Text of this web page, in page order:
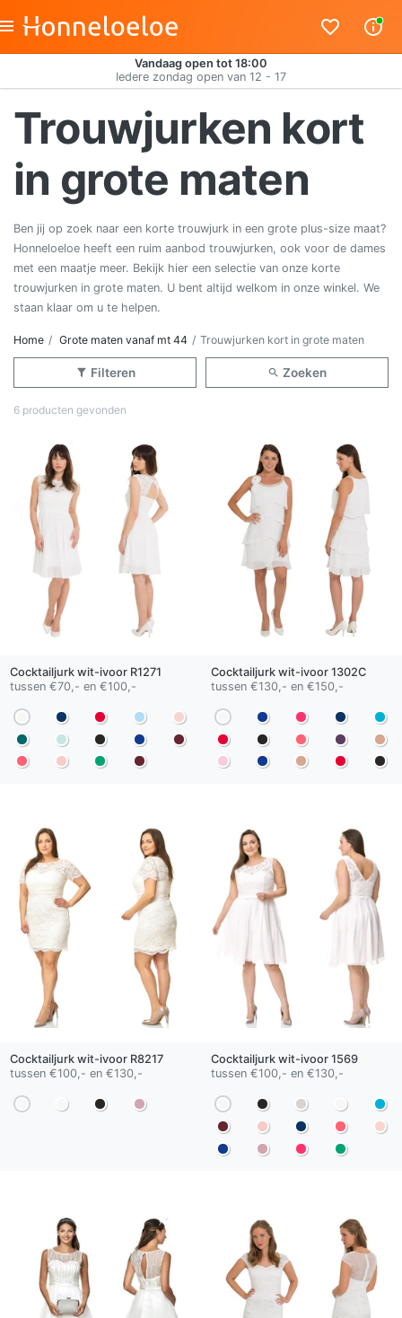
Vandaag open tot 18:00
Iedere zondag open van 12 - 17
Trouwjurken kort
in grote maten
Ben jij op zoek naar een korte trouwjurk in een grote plus-size maat?
Honneloeloe heeft een ruim aanbod trouwjurken, ook voor de dames
met een maatje meer. Bekijk hier een selectie van onze korte
trouwjurken in grote maten. U bent altijd welkom in onze winkel. We
staan klaar om u te helpen.
Home Grote maten vanaf mt 44 Trouwjurken kort in grote maten
Filteren Zoeken
6 producten gevonden
Cocktailjurk wit-ivoorR1271
tussen €70,- en €100,-
Cocktailjurk wit-ivoor1302C
tussen €130,- en €150,-
Cocktailjurk wit-ivoorR8217
tussen €100,- en €130,-
Cocktailjurk wit-ivoor1569
tussen €100,- en €130,-